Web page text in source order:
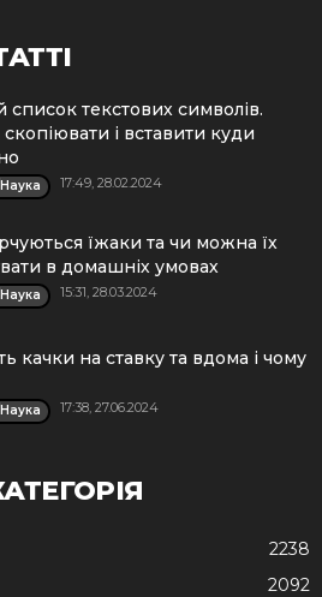
текстових символів.
і вставити куди
17:49, 28.02.2024
їжаки та чи можна їх
в домашніх умовах
15:31, 28.03.2024
качки на ставку та вдома і чому
17:38, 27.06.2024
2238
2092